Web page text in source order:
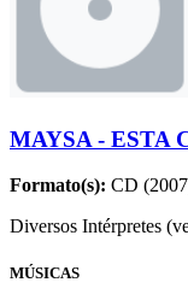
MAYSA - ESTA
Formato(s): CD
Diversos Intérpretes
MÚSICAS